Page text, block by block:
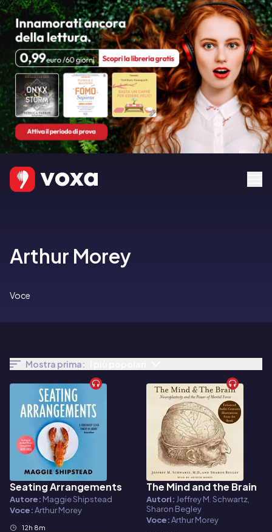
Arthur Morey
Voce
Mostra prima:
Audiolibro
Seating Arrangements
Autore: Maggie Shipstead
Voce:Arthur Morey
12h 8m
Audiolibro
The Mind and the Brain
Autori: Jeffrey M. Schwartz,
Sharon Begley
Voce:Arthur Morey